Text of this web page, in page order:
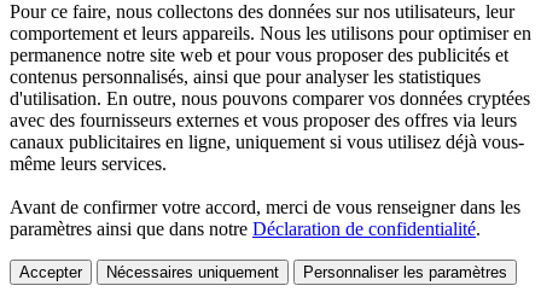
Pour ce faire, nous collectons des données sur nos utilisateurs, leur
comportement et leurs appareils. Nous les utilisons pour optimiser en
permanence notre site web et pour vous proposer des publicités et
contenus personnalisés, ainsi que pour analyser les statistiques
d'utilisation. En outre, nous pouvons comparer vos données cryptées
avec des fournisseurs externes et vous proposer des offres via leurs
canaux publicitaires en ligne, uniquement si vous utilisez déjà vous-
même leurs services.
Avant de confirmer votre accord, merci de vous renseigner dans les
paramètres ainsi que dans notre Déclaration de confidentialité.
Accepter Nécessaires uniquement Personnaliser les paramètres